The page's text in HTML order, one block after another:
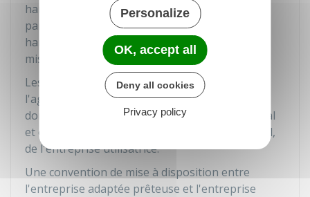
handicapé, lorsque des difficultés
particulièrement importantes liées à son
handicap ont fait obstacle à la réalisation de la
mise à disposition.
Les contrats sont transmis pour information à
l'agent de contrôle de l'inspection du travail et
donnent lieu à une consultation du comité social
et économique, ou à des délégués du personnel,
de l'entreprise utilisatrice.
Une convention de mise à disposition entre
l'entreprise adaptée prêteuse et l'entreprise
Personalize
OK, accept all
Deny all cookies
Privacy policy